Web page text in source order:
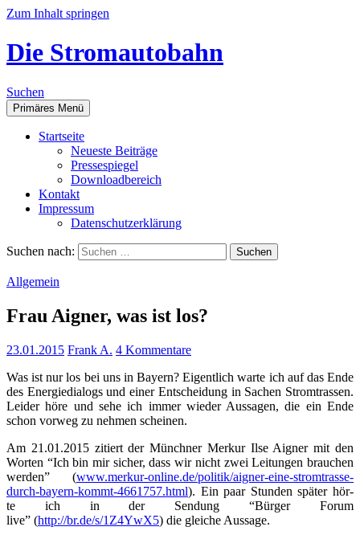
Zum Inhalt springen
Die Stromautobahn
Suchen
Primäres Menü
Start­sei­te
Neu­es­te Beiträge
Pres­se­spie­gel
Down­load­be­reich
Kon­takt
Impres­sum
Daten­schutz­er­klä­rung
Suchen nach:
Allgemein
Frau Aigner, was ist los?
23.01.2015 Frank A. 4 Kommentare
Was ist nur los bei uns in Bay­ern? Eigent­lich war­te ich auf das Ende
des Ener­gie­dia­logs und einer Ent­schei­dung in Sachen Strom­tras­sen.
Lei­der höre und sehe ich immer wie­der Aus­sa­gen, die ein Ende
schon vor­weg zu neh­men scheinen.
Am 21.01.2015 zitiert der Münch­ner Mer­kur Ilse Aigner mit den
Wor­ten “Ich bin mir sicher, dass wir nicht zwei Lei­tun­gen brau­chen
wer­den” (www.merkur-online.de/politik/aigner-eine-stromtrasse-
durch-bayern-kommt-4661757.html). Ein paar Stun­den spä­ter hör­
te ich in der Sen­dung “Bür­ger Forum
live” (http://br.de/s/1Z4YwX5) die glei­che Aussage.